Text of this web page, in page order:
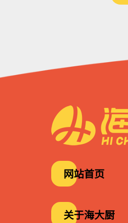
网站首页
关于海大厨